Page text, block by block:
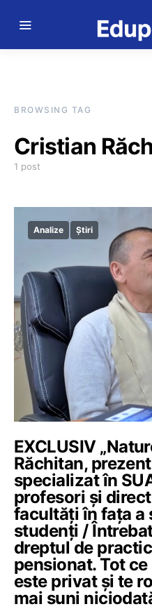
BROWSING TAG
Cristian
1 post
Analize Știri
EXCLUSIV
Răchitan,
specializat în
profesori și
facultăți în fața a
studenți /
dreptul de
pensionat. Tot
este privat și te
mai suni